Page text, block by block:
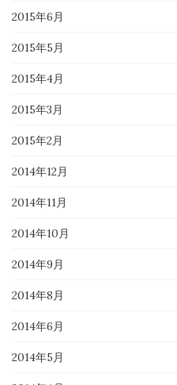
2015年6月
2015年5月
2015年4月
2015年3月
2015年2月
2014年12月
2014年11月
2014年10月
2014年9月
2014年8月
2014年6月
2014年5月